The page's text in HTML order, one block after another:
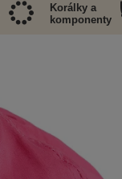
Korálky a
komponenty